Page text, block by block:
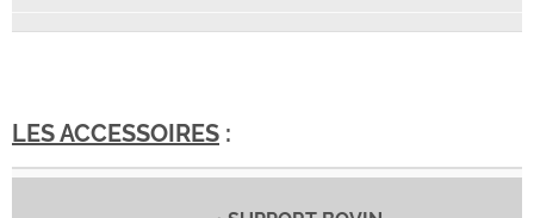
LES ACCESSOIRES :